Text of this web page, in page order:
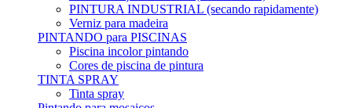
PINTURA INDUSTRIAL (secando rapidamente)
Verniz para madeira
PINTANDO para PISCINAS
Piscina incolor pintando
Cores de piscina de pintura
TINTA SPRAY
Tinta spray